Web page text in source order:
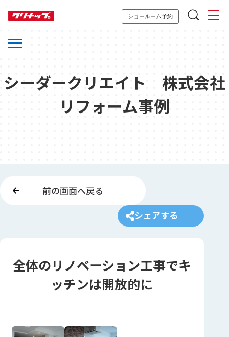
ショールーム予約
シーダークリエイト 株式会社
リフォーム事例
前の画面へ戻る
シェアする
全体のリノベーション工事でキ
ッチンは開放的に